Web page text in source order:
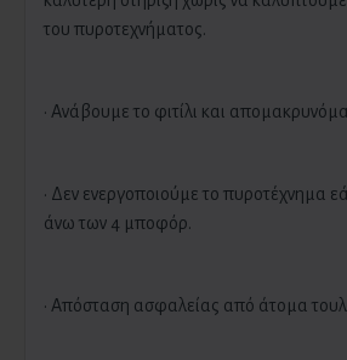
του πυροτεχνήματος.
· Ανάβουμε το φιτίλι και
· Δεν ενεργοποιούμε το πυροτέχνημα
άνω των 4 μποφόρ.
· Απόσταση ασφαλείας από άτομα